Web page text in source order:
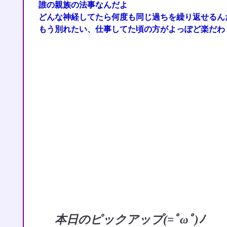
誰の親族の法事なんだよ
どんな神経してたら何度も同じ過ちを繰り返せるん
もう別れたい、仕事してた頃の方がよっぽど楽だわ
本日のピックアップ(=ﾟωﾟ)ﾉ